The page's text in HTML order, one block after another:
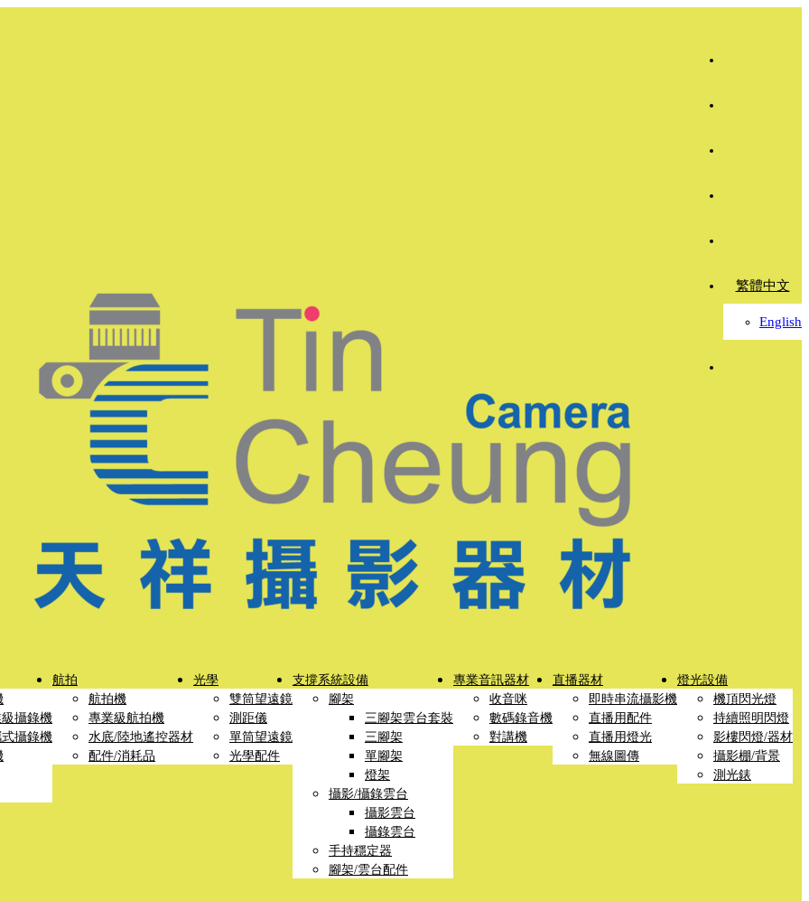
繁體中文
English
攝錄機
攝錄機
航拍
航拍機
專業級航拍機
水底/陸地遙控器材
配件/消耗品
光學
雙筒望遠鏡
測距儀
單筒望遠鏡
光學配件
支撐系統設備
腳架
三腳架雲台套裝
三腳架
單腳架
燈架
攝影/攝錄雲台
攝影雲台
攝錄雲台
手持穩定器
腳架/雲台配件
專業音訊器材
收音咪
數碼錄音機
對講機
直播器材
即時串流攝影機
直播用配件
直播用燈光
無線圖傳
燈光設備
機頂閃光燈
持續照明閃燈
影樓閃燈/器材
攝影棚/背景
測光錶